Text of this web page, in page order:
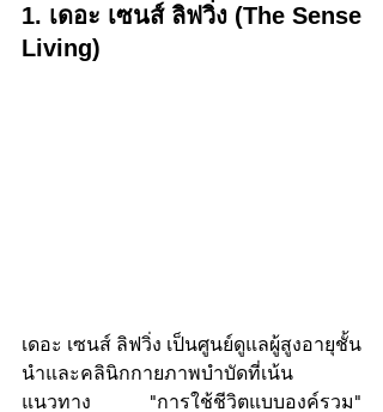
1. เดอะ เซนส์ ลิฟวิ่ง (The Sense
Living)
เดอะ เซนส์ ลิฟวิ่ง เป็นศูนย์ดูแลผู้สูงอายุชั้น
นำและคลินิกกายภาพบำบัดที่เน้น
แนวทาง "การใช้ชีวิตแบบองค์รวม"